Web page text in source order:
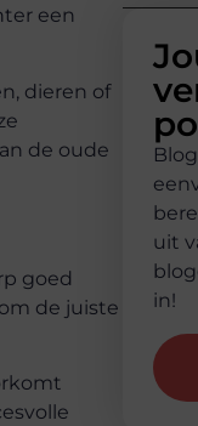
een
dieren of
de oude
goed
de juiste
uit
in!